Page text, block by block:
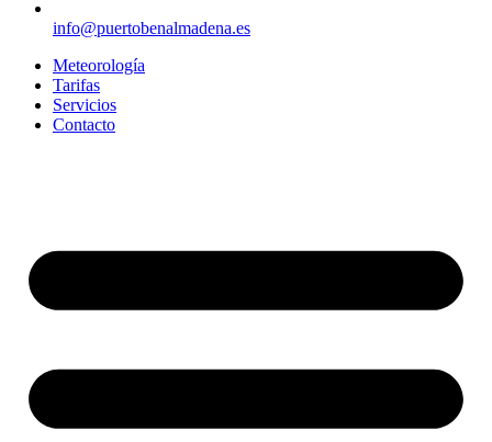
info@puertobenalmadena.es
Meteorología
Tarifas
Servicios
Contacto